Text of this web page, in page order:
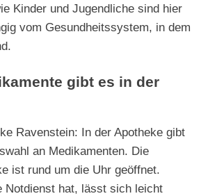
Kinder und Jugendliche sind hier
vom Gesundheitssystem, in dem
gibt es in der
Ravenstein: In der Apotheke gibt
an Medikamenten. Die
ist rund um die Uhr geöffnet.
Notdienst hat, lässt sich leicht